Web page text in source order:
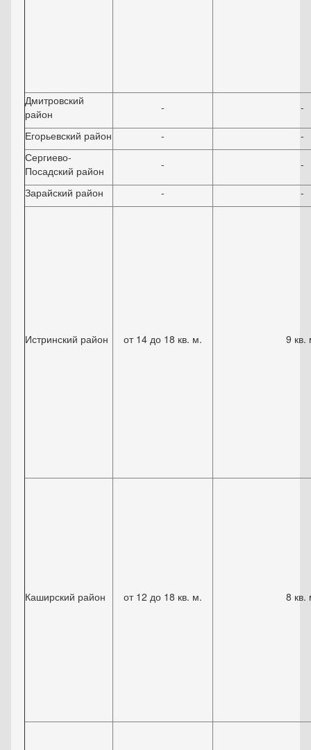
Дмитровский
район
- -
Егорьевский район -
-
Сергиево-
Посадский район
- -
Зарайский район - -
Истринский район от 14 до 18 кв. м. 9 кв.
Каширский район от 12 до 18 кв. м. 8 кв.